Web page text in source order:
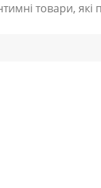
товари, які